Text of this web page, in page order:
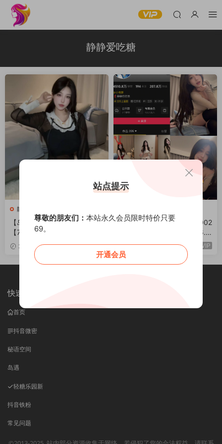
静静爱吃糖
静静爱吃糖
【岛遇】抖音静静爱吃糖合集
【772P 332V】
2026-06-13 VIP
抖音 静静爱吃糖 岛遇 NO.002
期 【9P8V】最新至：2026.1.
2026-01-17 VIP
快速导航
首页
抖音微密
秘语空间
岛遇
轻糖乐园新
抖音铁粉
常见问题
站点提示
尊敬的朋友们： 本站永久会员限时特价只要
69。
开通会员